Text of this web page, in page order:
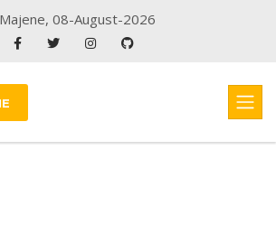
Majene, 08-August-2026